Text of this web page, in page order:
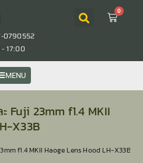
0
0790552
- 17:00
MENU
Fuji 23mm f1.4 MKII
X33B
f1.4 MKII Haoge Lens Hood LH-X33B